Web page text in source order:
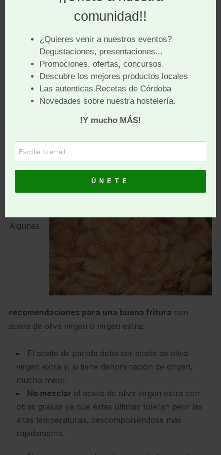
innegables ventajas culinarias
A altas temperaturasla fritura es más rápida
por lo que el alimentopierde menos nutrientes
Las proteínas crean en su superficie una
crujienteque hace que la penetración de aceite sea
menor. De esta manera, se limita el incremento de
calorías y conserva en el interior su jugo y sales
potencian el sabor de los alimentos, convirtiendo
la fritura en una experiencia culinaria de primer
orden.
Algunas
recomendaciones para una buena fritura con
aceite de oliva virgen o virgen extra:
El aceite de partida debe ser aceite de oliva
virgen extra y, si tiene denominación de origen,
mucho mejor.
No mezclar el aceite de oliva virgen extra con
otras grasas ya que éstas últimas toleran peor las
altas temperaturas, descomponiéndose más
rápidamente.